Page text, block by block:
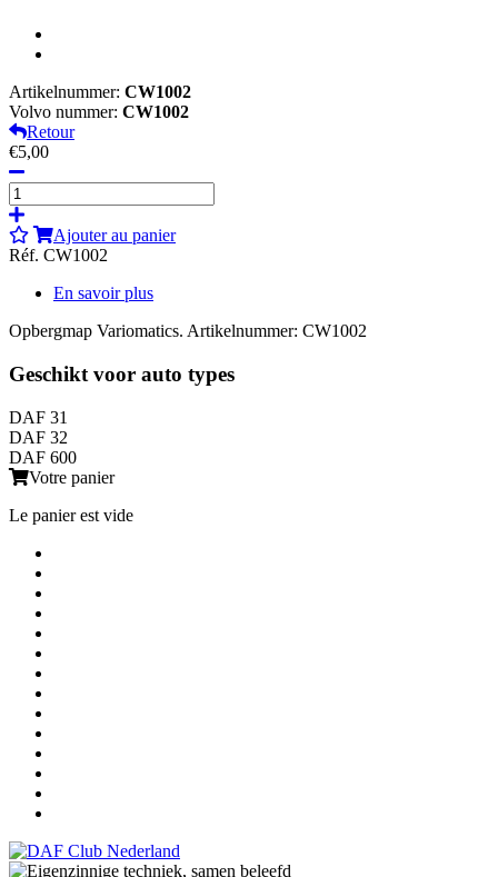
Artikelnummer: CW1002
Volvo nummer: CW1002
Retour
€5,00
Ajouter au panier
Réf. CW1002
En savoir plus
Opbergmap Variomatics. Artikelnummer: CW1002
Geschikt voor auto types
DAF 31
DAF 32
DAF 600
Votre panier
Le panier est vide